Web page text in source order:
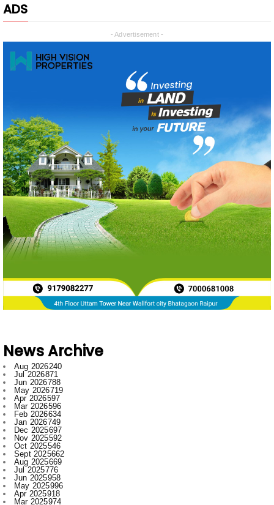
ADS
- Advertisement -
News Archive
Aug 2026240
Jul 2026871
Jun 2026788
May 2026719
Apr 2026597
Mar 2026596
Feb 2026634
Jan 2026749
Dec 2025697
Nov 2025592
Oct 2025546
Sept 2025662
Aug 2025669
Jul 2025776
Jun 2025958
May 2025996
Apr 2025918
Mar 2025974